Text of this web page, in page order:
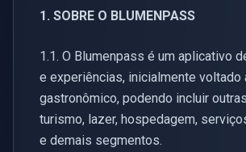
1. SOBRE O BLUMENPASS
1.1. O Blumenpass é um aplicativo
e experiências, inicialmente voltado
gastronômico, podendo incluir
turismo, lazer, hospedagem,
e demais segmentos.